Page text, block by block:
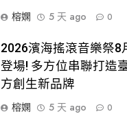
榕嫻
5 天 ago 0
2026濱海搖滾音樂祭8
登場! 多方位串聯打造
方創生新品牌
榕嫻
5 天 ago 0